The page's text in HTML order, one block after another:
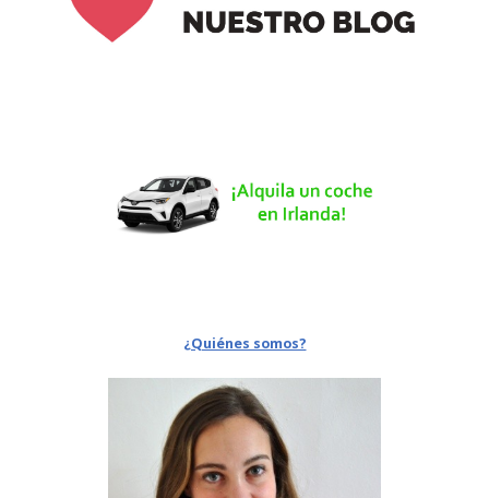
¿Quiénes somos?